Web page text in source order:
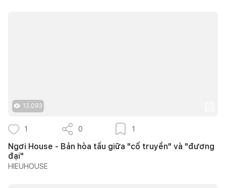
13.093
1 0 1
Ngơi House - Bản hòa tấu giữa "cổ truyền" và "đương
đại"
HIEUHOUSE